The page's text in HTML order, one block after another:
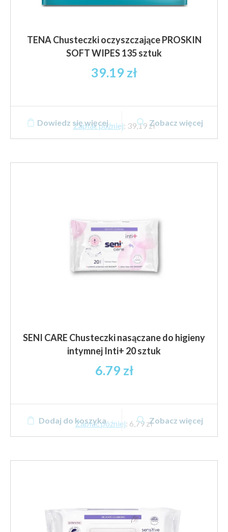
TENA Chusteczki oczyszczające PROSKIN
SOFT WIPES 135 sztuk
39.19 zł
Zapłać później: 39,19 zł
Dowiedz się więcej Zobacz więcej
SENI CARE Chusteczki nasączane do higieny
intymnej Inti+ 20 sztuk
6.79 zł
Zapłać później: 6,79 zł
Dodaj do koszyka Zobacz więcej